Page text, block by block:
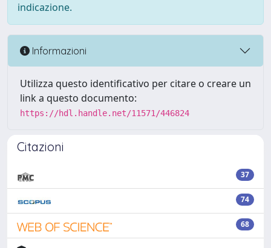
indicazione.
Informazioni
Utilizza questo identificativo per citare o creare un
link a questo documento:
https://hdl.handle.net/11571/446824
Citazioni
37
74
68